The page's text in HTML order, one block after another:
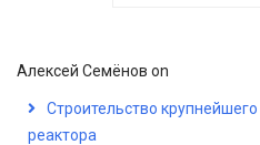
Алексей Семёнов on
Строительство
реактора